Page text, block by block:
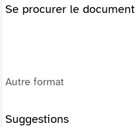
Se procurer le document
Autre format
Suggestions